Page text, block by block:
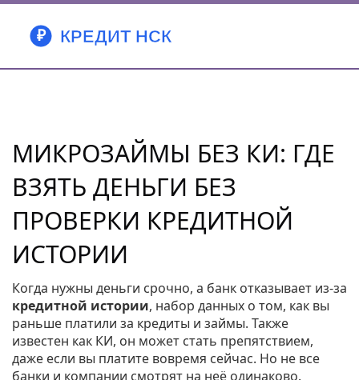
МИКРОЗАЙМЫ БЕЗ КИ: ГДЕ
ВЗЯТЬ ДЕНЬГИ БЕЗ
ПРОВЕРКИ КРЕДИТНОЙ
ИСТОРИИ
Когда нужны деньги срочно, а банк отказывает из-за
кредитной истории, набор данных о том, как вы
раньше платили за кредиты и займы. Также
известен как КИ, он может стать препятствием,
даже если вы платите вовремя сейчас. Но не все
банки и компании смотрят на неё одинаково.